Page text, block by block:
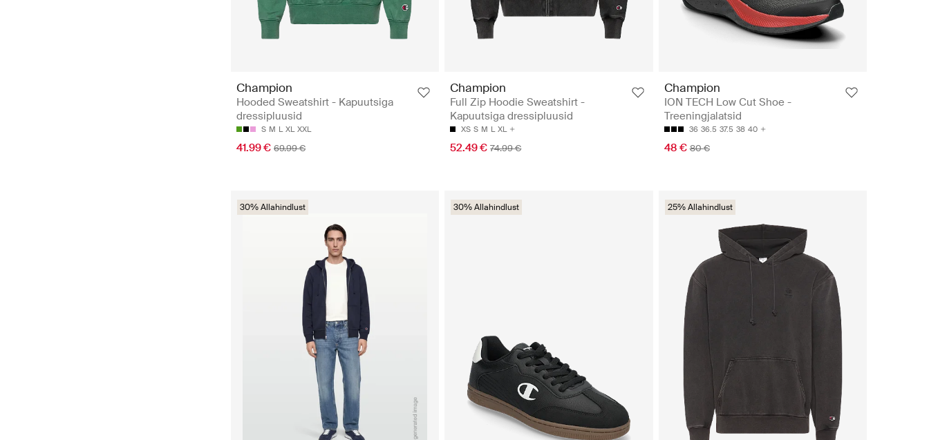
Champion
Hooded Sweatshirt - Kapuutsiga
dressipluusid
S M L XL XXL
41.99 € 69.99 €
Champion
Full Zip Hoodie Sweatshirt -
Kapuutsiga dressipluusid
XS S M L XL
52.49 € 74.99 €
Champion
ION TECH Low Cut Shoe -
Treeningjalatsid
36 36.5 37.5 38 40
48 € 80 €
30% Allahindlust 30% Allahindlust 25% Allahindlust